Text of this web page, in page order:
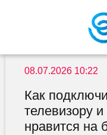
08.07.2026 10:22
Как
телевизору
нравится на